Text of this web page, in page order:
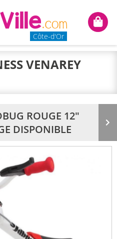
Côte-d'Or
Mon
VENAREY
ROUGE 12"
DISPONIBLE